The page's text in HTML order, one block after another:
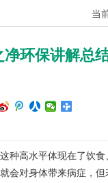
当
环保讲解总
种高水平体现在了饮
会对身体带来病症，